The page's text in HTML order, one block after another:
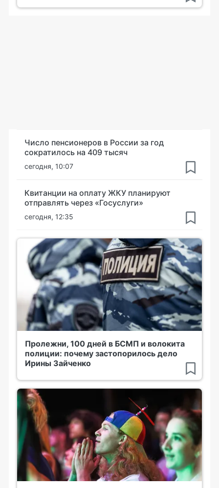
Число пенсионеров в России за год
сократилось на 409 тысяч
сегодня, 10:07
Квитанции на оплату ЖКУ планируют
отправлять через «Госуслуги»
сегодня, 12:35
Пролежни, 100 дней в БСМП и волокита
полиции: почему застопорилось дело
Ирины Зайченко